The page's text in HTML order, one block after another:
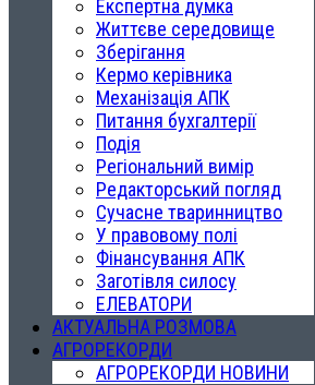
Експертна думка
Життєве середовище
Зберігання
Кермо керівника
Механізація АПК
Питання бухгалтерії
Подія
Регіональний вимір
Редакторський погляд
Сучасне тваринництво
У правовому полі
Фінансування АПК
Заготівля силосу
ЕЛЕВАТОРИ
АКТУАЛЬНА РОЗМОВА
АГРОРЕКОРДИ
АГРОРЕКОРДИ НОВИНИ